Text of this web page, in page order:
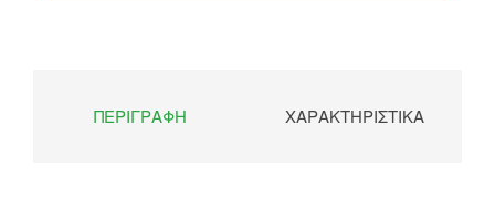
ΠΕΡΙΓΡΑΦΉ ΧΑΡΑΚΤΗΡΙΣΤΙΚΆ